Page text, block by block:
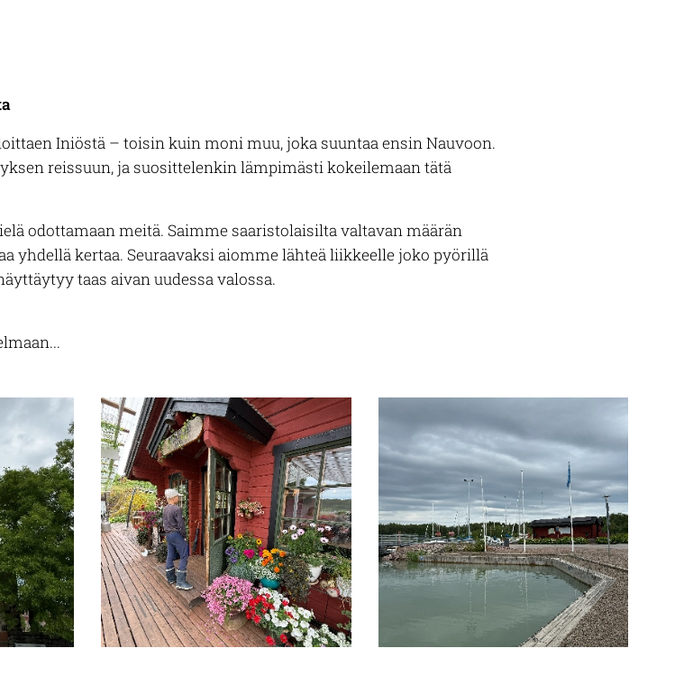
Iniöstä – toisin kuin moni muu, joka suuntaa ensin Nauvoon.
reissuun, ja suosittelenkin lämpimästi kokeilemaan tätä
odottamaan meitä. Saimme saaristolaisilta valtavan määrän
yhdellä kertaa. Seuraavaksi aiomme lähteä liikkeelle joko pyörillä
taas aivan uudessa valossa.